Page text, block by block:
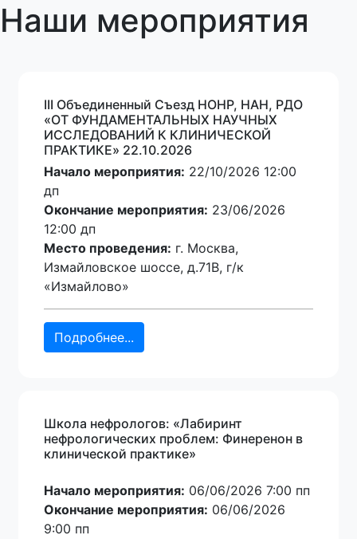
Наши мероприятия
III Oбъединенный Cъезд НОНР, НАН, РДО
«ОТ ФУНДАМЕНТАЛЬНЫХ НАУЧНЫХ
ИССЛЕДОВАНИЙ К КЛИНИЧЕСКОЙ
ПРАКТИКЕ» 22.10.2026
Начало мероприятия: 22/10/2026 12:00
дп
Окончание мероприятия: 23/06/2026
12:00 дп
Место проведения: г. Москва,
Измайловское шоссе, д.71В, г/к
«Измайлово»
Подробнее...
Школа нефрологов: «Лабиринт
нефрологических проблем: Финеренон в
клинической практике»
Начало мероприятия: 06/06/2026 7:00 пп
Окончание мероприятия: 06/06/2026
9:00 пп